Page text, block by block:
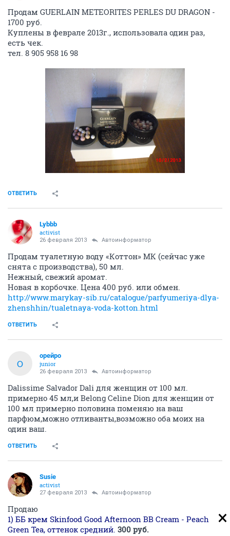
Продам GUERLAIN METEORITES PERLES DU DRAGON -
1700 руб.
Куплены в феврале 2013г., использовала один раз,
есть чек.
тел. 8 905 958 16 98
ОТВЕТИТЬ
Lybbb
activist
26 февраля 2013 Автоинформатор
Продам туалетную воду «Коттон» МК (сейчас уже
снята с производства), 50 мл.
Нежный, свежий аромат.
Новая в корбочке. Цена 400 руб. или обмен.
http://www.marykay-sib.ru/catalogue/parfyumeriya-dlya-
zhenshhin/tualetnaya-voda-kotton.html
ОТВЕТИТЬ
О
орейро
junior
26 февраля 2013 Автоинформатор
Dalissime Salvador Dali для женщин от 100 мл.
примерно 45 мл,и Belong Celine Dion для женщин от
100 мл примерно половина поменяю на ваш
парфюм,можно отливанты,возможно оба моих на
один ваш.
ОТВЕТИТЬ
Susie
activist
27 февраля 2013 Автоинформатор
Продаю
1) ББ крем Skinfood Good Afternoon BB Cream - Peach
Green Tea, оттенок средний. 300 руб.